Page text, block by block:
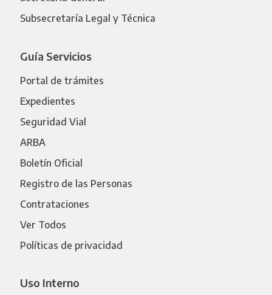
Subsecretaría Legal y Técnica
Guía Servicios
Portal de trámites
Expedientes
Seguridad Vial
ARBA
Boletín Oficial
Registro de las Personas
Contrataciones
Ver Todos
Políticas de privacidad
Uso Interno